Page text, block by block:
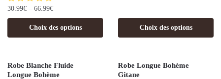
30.99€ – 66.99€
Choix des options Choix des options
Robe Blanche Fluide
Longue Bohème
Robe Longue Bohème
Gitane